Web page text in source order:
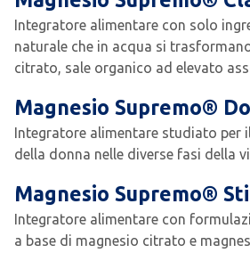
Integratore alimentare con solo
naturale che in acqua si
citrato, sale organico ad elevato
Magnesio Supremo®
Integratore alimentare studiato per
della donna nelle diverse fasi della
Magnesio Supremo®
Integratore alimentare con